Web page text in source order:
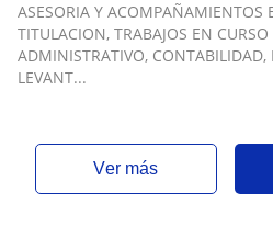
ASESORIA Y ACOMPAÑAMIENTOS
TITULACION, TRABAJOS EN
ADMINISTRATIVO,
LEVANT...
ver más